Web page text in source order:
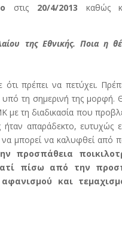
στις 20/4/2013 καθώς
της Εθνικής. Ποια η
πρέπει να πετύχει.
υπό τη σημερινή της
τη διαδικασία που
απαράδεκτο, ευτυχώς
μπορεί να καλυφθεί από
προσπάθεια
πίσω από την
και